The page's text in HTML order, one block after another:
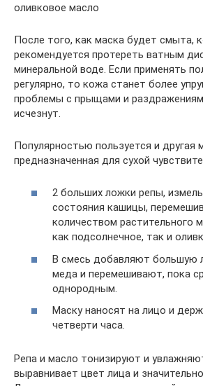
оливковое масло
После того, как маска будет смыта,
рекомендуется протереть ватным
минеральной воде. Если применять
регулярно, то кожа станет более
проблемы с прыщами и
исчезнут.
Популярностью пользуется и другая
предназначенная для сухой
2 больших ложки репы,
состояния кашицы,
количеством растительного
как подсолнечное, так и
В смесь добавляют большую
меда и перемешивают, пока
однородным.
Маску наносят на лицо и
четверти часа.
Репа и масло тонизируют и
выравнивает цвет лица и